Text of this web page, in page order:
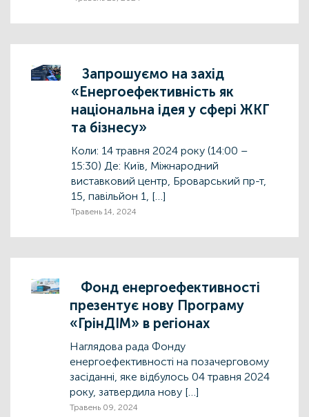
Запрошуємо на захід
«Енергоефективність як
національна ідея у сфері ЖКГ
та бізнесу»
Коли: 14 травня 2024 року (14:00 –
15:30) Де: Київ, Міжнародний
виставковий центр, Броварський пр-т,
15, павільйон 1, […]
Травень 14, 2024
Фонд енергоефективності
презентує нову Програму
«ГрінДІМ» в регіонах
Наглядова рада Фонду
енергоефективності на позачерговому
засіданні, яке відбулось 04 травня 2024
року, затвердила нову […]
Травень 09, 2024